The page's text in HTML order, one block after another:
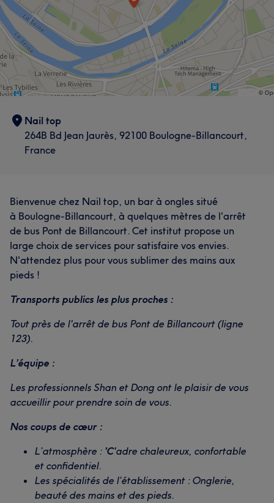
Nail top
264B Bd Jean Jaurès, 92100 Boulogne-Billancourt,
France
Bienvenue chez Nail top, un bar à ongles situé
à Boulogne-Billancourt, à quelques mètres de l'arrêt
de bus Pont de Billancourt. Cet institut propose un
large choix de services pour satisfaire vos envies.
N'attendez plus pour vous sublimer des mains aux
pieds !
Transports publics les plus proches :
Tout près de l'arrêt de bus Pont de Billancourt (ligne
123).
L’équipe :
Les professionnels Shan et Dong ont le plaisir de vous
accueillir pour prendre soin de vous.
Nos coups de cœur :
L’atmosphère : 'C'adre chaleureux, confortable
et confidentiel.
Les spécialités de l’établissement : Onglerie,
beauté des mains et des pieds.